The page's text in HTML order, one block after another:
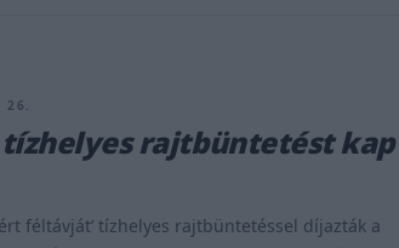
rajtbüntetést kap
féltávját’ tízhelyes rajtbüntetéssel díjazták a